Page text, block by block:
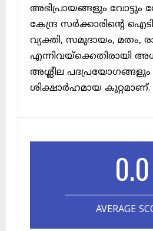
അഭിപ്രായങ്ങളും വോട്ടും
കേന്ദ്ര സർക്കാരിന്റെ
വ്യക്തി, സമുദായം, മതം,
എന്നിവയ്ക്കെതിരായി
അശ്ലീല
ശിക്ഷാർഹമായ കുറ്റമാണ്.
0.0
AVERAGE